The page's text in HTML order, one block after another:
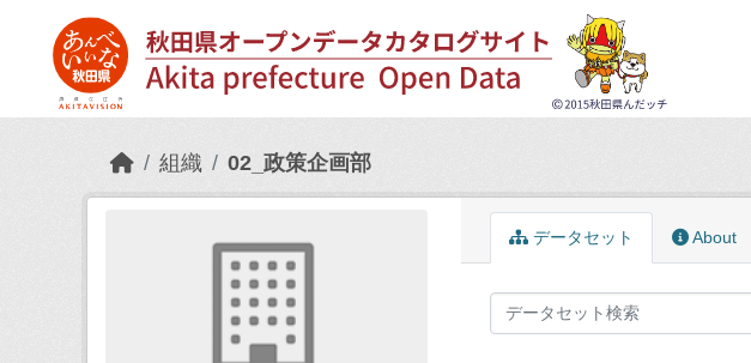
組織 02_政策企画部
データセット About